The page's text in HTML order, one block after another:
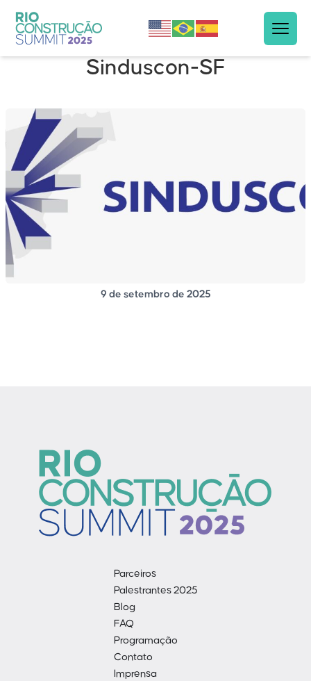
Sinduscon-SF
9 de setembro de 2025
Parceiros
Palestrantes 2025
Blog
FAQ
Programação
Contato
Imprensa